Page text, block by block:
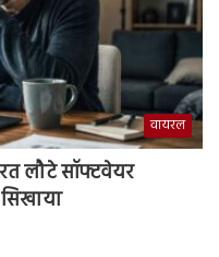
वायरल
लौटे सॉफ्टवेयर